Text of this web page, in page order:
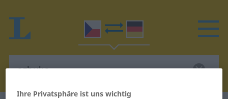
Ihre Privatsphäre ist uns wichtig